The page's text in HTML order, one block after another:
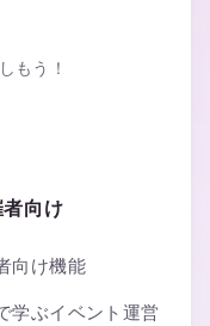
もう！
向け
向け機能
学ぶイベント運営